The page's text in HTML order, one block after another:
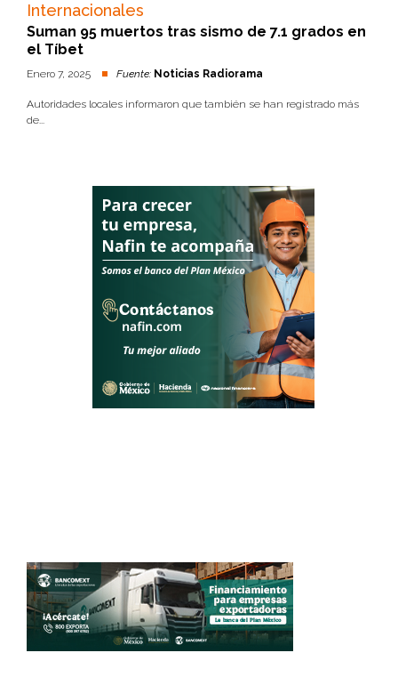
Internacionales
Suman 95 muertos tras sismo de 7.1 grados en
el Tíbet
Enero 7, 2025 Fuente: Noticias Radiorama
Autoridades locales informaron que también se han registrado más
de...